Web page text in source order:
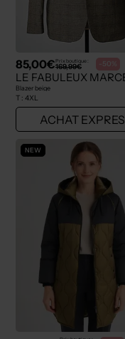
85,00€Prix boutique :
169,99€ -50%
LE FABULEUX
Blazer beige
T : 4XL
ACHAT
NEW